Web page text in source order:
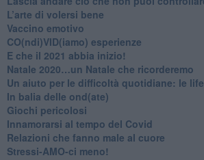
L’arte di volersi bene
​Vaccino emotivo
CO(ndi)VID(iamo) esperienze
​E che il 2021 abbia inizio!
​Natale 2020…un Natale che ricorderemo
Un aiuto per le difficoltà quotidiane: le
​In balia delle ond(ate)
Giochi pericolosi
Innamorarsi al tempo del Covid
​Relazioni che fanno male al cuore
​Stressi-AMO-ci meno!